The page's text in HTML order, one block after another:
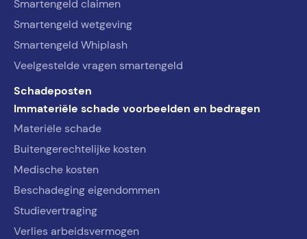
Smartengeld claimen
Smartengeld wetgeving
Smartengeld Whiplash
Veelgestelde vragen smartengeld
Schadeposten
Immateriële schade voorbeelden en bedragen
Materiële schade
Buitengerechtelijke kosten
Medische kosten
Beschadeging eigendommen
Studievertraging
Verlies arbeidsvermogen